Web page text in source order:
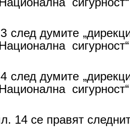
след думите
след думите
14 се правят